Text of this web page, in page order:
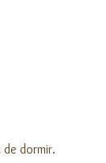
dormir.